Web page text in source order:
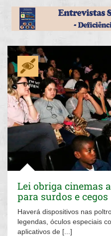
Lei obriga cinemas
para surdos e cegos
Haverá dispositivos nas
legendas, óculos especiais
aplicativos de [...]